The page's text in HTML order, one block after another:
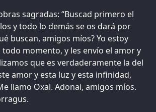
sagradas: “Buscad primero el
y todo lo demás se os dará por
buscan, amigos míos? Yo estoy
todo momento, y les envío el amor y
que es verdaderamente la del
amor y esta luz y esta infinidad,
llamo Oxal. Adonai, amigos míos.